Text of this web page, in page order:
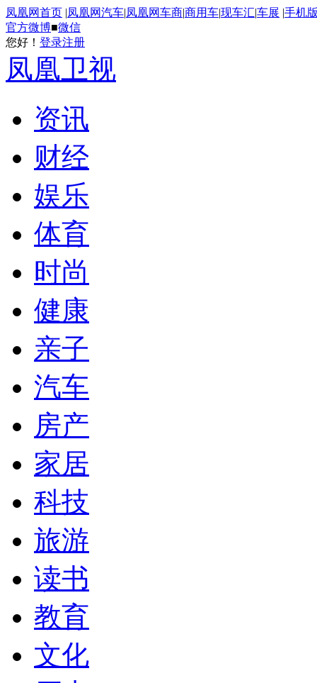
凤凰网首页 |凤凰网汽车|凤凰网车商|商用车|现车汇|车展 |手机
官方微博■微信
您好！ 登录注册
凤凰卫视
资讯
财经
娱乐
体育
时尚
健康
亲子
汽车
房产
家居
科技
旅游
读书
教育
文化